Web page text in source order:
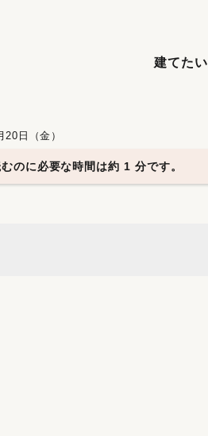
建てたい
日（金）
のに必要な時間は約 1 分です。